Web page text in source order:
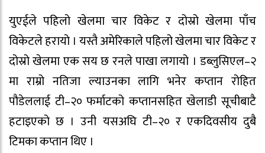
युएईले पहिलो खेलमा चार विकेट र दोस्रो खेलमा पाँच
विकेटले हरायो । यस्तै अमेरिकाले पहिलो खेलमा चार विकेट र
दोस्रो खेलमा एक सय छ रनले पाखा लगायो । डब्लुसिएल–२
मा राम्रो नतिजा ल्याउनका लागि भनेर कप्तान रोहित
पौडेललाई टी–२० फर्माटको कप्तानसहित खेलाडी सूचीबाटै
हटाइएको छ । उनी यसअघि टी–२० र एकदिवसीय दुबै
टिमका कप्तान थिए ।